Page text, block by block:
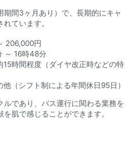
期間3ヶ月あり）で、長期的にキャ
ています。
206,000円
～ 16時48分
15時間程度（ダイヤ改正時などの特
（シフト制による年間休日95日）
ルであり、バス運行に関わる業務を
肌で感じることができます。